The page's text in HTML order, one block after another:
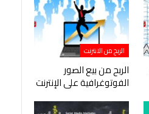
الربح من الانترنت
الربح من بيع الصور
الفوتوغرافية على الإنترنت